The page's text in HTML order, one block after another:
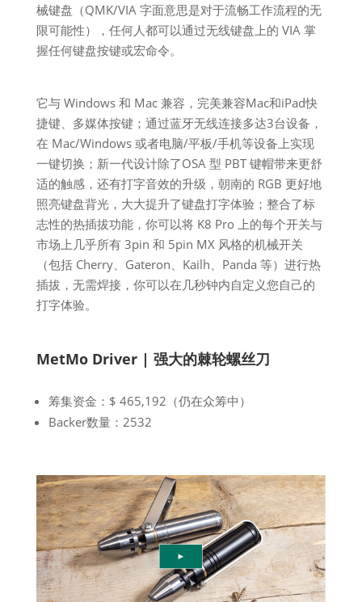
械键盘（QMK/VIA 字面意思是对于流畅工作流程的无
限可能性），任何人都可以通过无线键盘上的 VIA 掌
握任何键盘按键或宏命令。
它与 Windows 和 Mac 兼容，完美兼容Mac和iPad快
捷键、多媒体按键；通过蓝牙无线连接多达3台设备，
在 Mac/Windows 或者电脑/平板/手机等设备上实现
一键切换；新一代设计除了OSA 型 PBT 键帽带来更舒
适的触感，还有打字音效的升级，朝南的 RGB 更好地
照亮键盘背光，大大提升了键盘打字体验；整合了标
志性的热插拔功能，你可以将 K8 Pro 上的每个开关与
市场上几乎所有 3pin 和 5pin MX 风格的机械开关
（包括 Cherry、Gateron、Kailh、Panda 等）进行热
插拔，无需焊接，你可以在几秒钟内自定义您自己的
打字体验。
MetMo Driver | 强大的棘轮螺丝刀
筹集资金：$ 465,192（仍在众筹中）
Backer数量：2532